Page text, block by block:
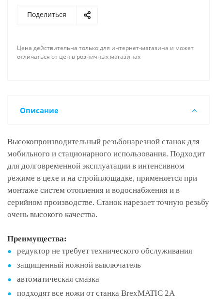
Поделиться
Цена действительна только для интернет-магазина и может
отличаться от цен в розничных магазинах
Описание
Высокопроизводительный резьбонарезной станок для
мобильного и стационарного использования. Подходит
для долговременной эксплуатации в интенсивном
режиме в цехе и на стройплощадке, применяется при
монтаже систем отопления и водоснабжения и в
серийном производстве. Станок нарезает точную резьбу
очень высокого качества.
Преимущества:
редуктор не требует технического обслуживания
защищенный ножной выключатель
автоматическая смазка
подходят все ножи от станка BrexMATIC 2А